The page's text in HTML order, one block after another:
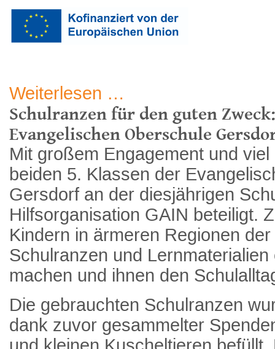
Weiterlesen …
Schulranzen für den guten
Evangelischen Oberschule
Mit großem Engagement und
beiden 5. Klassen der
Gersdorf an der diesjährigen
Hilfsorganisation GAIN beteiligt.
Kindern in ärmeren Regionen
Schulranzen und
machen und ihnen den
Die gebrauchten Schulranzen
dank zuvor gesammelter